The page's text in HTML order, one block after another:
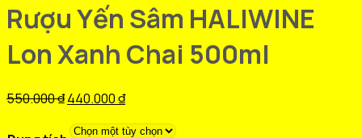
Rượu Yến Sâm HALIWINE
Lon Xanh Chai 500ml
550.000₫Giá
là:
440.000₫Giá
tại